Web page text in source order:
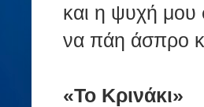
και η ψυχή μου
να πάη άσπρο
«Το Κρινάκι»